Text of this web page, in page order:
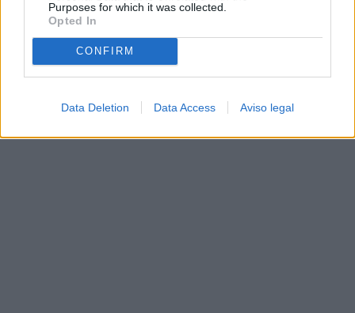
Purposes for which it was collected.
Opted In
CONFIRM
Data Deletion Data Access Aviso legal